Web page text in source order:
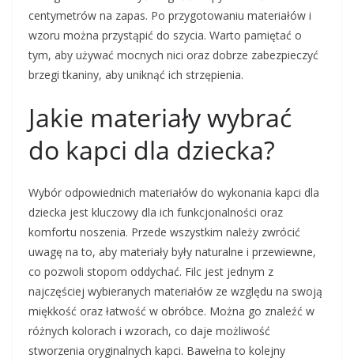
centymetrów na zapas. Po przygotowaniu materiałów i
wzoru można przystąpić do szycia. Warto pamiętać o
tym, aby używać mocnych nici oraz dobrze zabezpieczyć
brzegi tkaniny, aby uniknąć ich strzępienia.
Jakie materiały wybrać
do kapci dla dziecka?
Wybór odpowiednich materiałów do wykonania kapci dla
dziecka jest kluczowy dla ich funkcjonalności oraz
komfortu noszenia. Przede wszystkim należy zwrócić
uwagę na to, aby materiały były naturalne i przewiewne,
co pozwoli stopom oddychać. Filc jest jednym z
najczęściej wybieranych materiałów ze względu na swoją
miękkość oraz łatwość w obróbce. Można go znaleźć w
różnych kolorach i wzorach, co daje możliwość
stworzenia oryginalnych kapci. Bawełna to kolejny